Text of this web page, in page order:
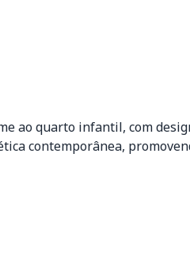
ao quarto infantil, com
contemporânea,